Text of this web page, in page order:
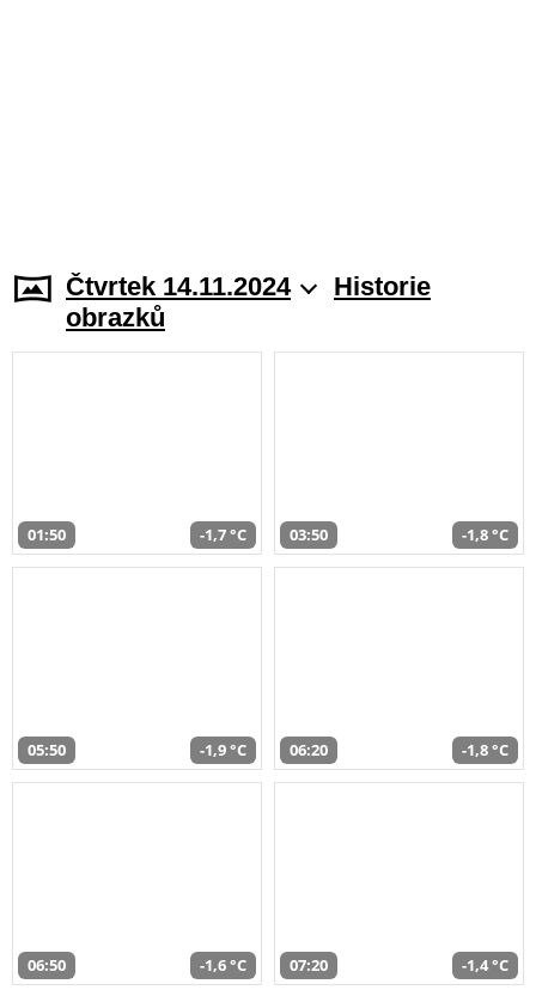
Čtvrtek 14.11.2024
Historie
obrazků
01:50 -1,7 °C 03:50 -1,8 °C
05:50 -1,9 °C 06:20 -1,8 °C
06:50 -1,6 °C 07:20 -1,4 °C